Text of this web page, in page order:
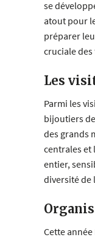
se
atout pour
préparer
cruciale des
Les
Parmi les
bijoutiers
des grands
centrales et
entier,
diversité de
Cette